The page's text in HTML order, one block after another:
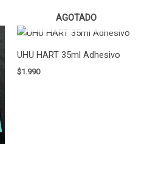
AGOTADO
UHU HART 35ml Adhesivo
$1.990